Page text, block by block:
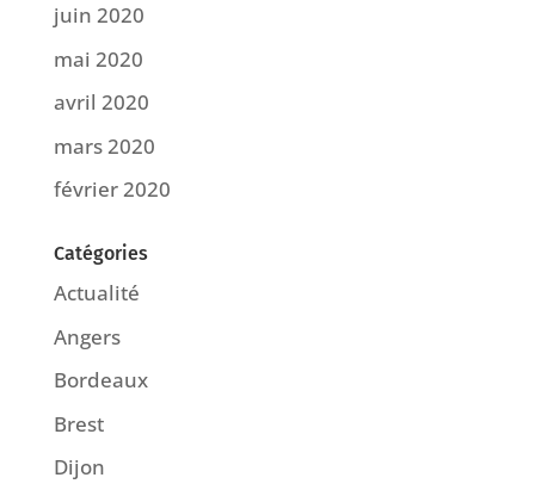
juin 2020
mai 2020
avril 2020
mars 2020
février 2020
Catégories
Actualité
Angers
Bordeaux
Brest
Dijon